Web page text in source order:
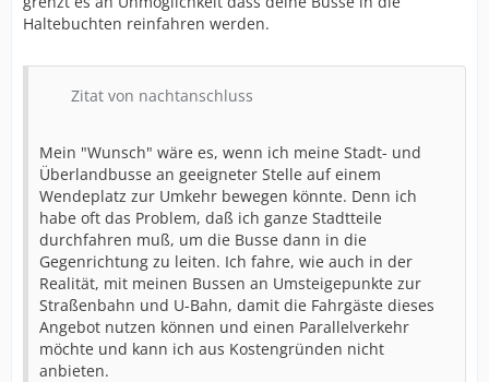
Haltebuchten reinfahren werden.
Zitat von nachtanschluss
Mein "Wunsch" wäre es, wenn ich meine Stadt- und
Überlandbusse an geeigneter Stelle auf einem
Wendeplatz zur Umkehr bewegen könnte. Denn ich
habe oft das Problem, daß ich ganze Stadtteile
durchfahren muß, um die Busse dann in die
Gegenrichtung zu leiten. Ich fahre, wie auch in der
Realität, mit meinen Bussen an Umsteigepunkte zur
Straßenbahn und U-Bahn, damit die Fahrgäste dieses
Angebot nutzen können und einen Parallelverkehr
möchte und kann ich aus Kostengründen nicht
anbieten.